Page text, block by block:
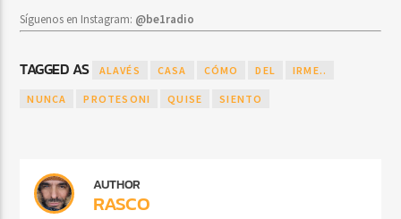
Síguenos en Instagram: @be1radio
TAGGED AS ALAVÉS CASA CÓMO DEL IRME..
NUNCA PROTESONI QUISE SIENTO
AUTHOR
RASCO